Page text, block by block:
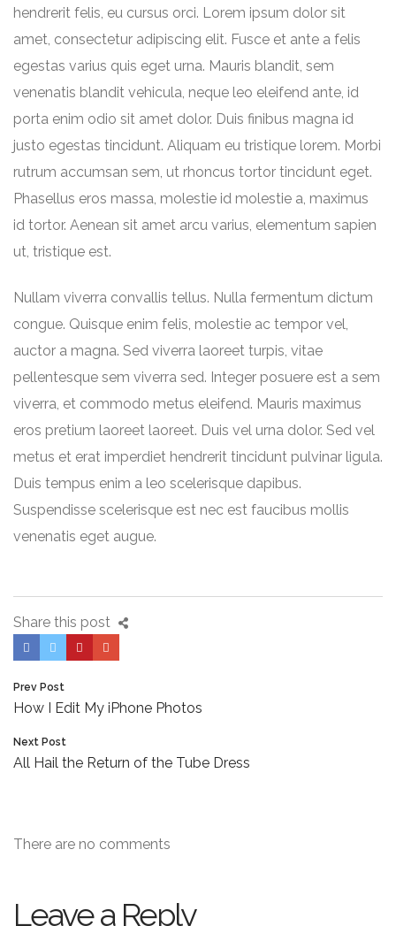
hendrerit felis, eu cursus orci. Lorem ipsum dolor sit
amet, consectetur adipiscing elit. Fusce et ante a felis
egestas varius quis eget urna. Mauris blandit, sem
venenatis blandit vehicula, neque leo eleifend ante, id
porta enim odio sit amet dolor. Duis finibus magna id
justo egestas tincidunt. Aliquam eu tristique lorem. Morbi
rutrum accumsan sem, ut rhoncus tortor tincidunt eget.
Phasellus eros massa, molestie id molestie a, maximus
id tortor. Aenean sit amet arcu varius, elementum sapien
ut, tristique est.
Nullam viverra convallis tellus. Nulla fermentum dictum
congue. Quisque enim felis, molestie ac tempor vel,
auctor a magna. Sed viverra laoreet turpis, vitae
pellentesque sem viverra sed. Integer posuere est a sem
viverra, et commodo metus eleifend. Mauris maximus
eros pretium laoreet laoreet. Duis vel urna dolor. Sed vel
metus et erat imperdiet hendrerit tincidunt pulvinar ligula.
Duis tempus enim a leo scelerisque dapibus.
Suspendisse scelerisque est nec est faucibus mollis
venenatis eget augue.
Share this post
Prev Post
How I Edit My iPhone Photos
Next Post
All Hail the Return of the Tube Dress
There are no comments
Leave a Reply